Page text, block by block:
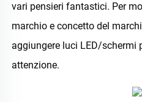
vari pensieri fantastici. Per
marchio e concetto del
aggiungere luci LED/schermi
attenzione.